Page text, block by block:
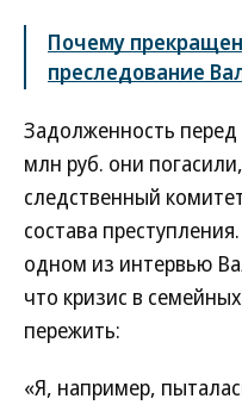
Почему
преследование
Задолженность
млн руб. они
следственный
состава
одном из интервью
что кризис в
пережить:
«Я, например,